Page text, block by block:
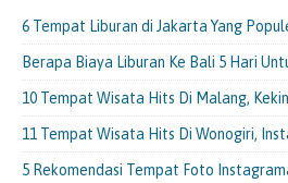
6 Tempat Liburan di Jakarta Yang
Berapa Biaya Liburan Ke Bali 5 Hari
10 Tempat Wisata Hits Di Malang,
11 Tempat Wisata Hits Di Wonogiri,
5 Rekomendasi Tempat Foto